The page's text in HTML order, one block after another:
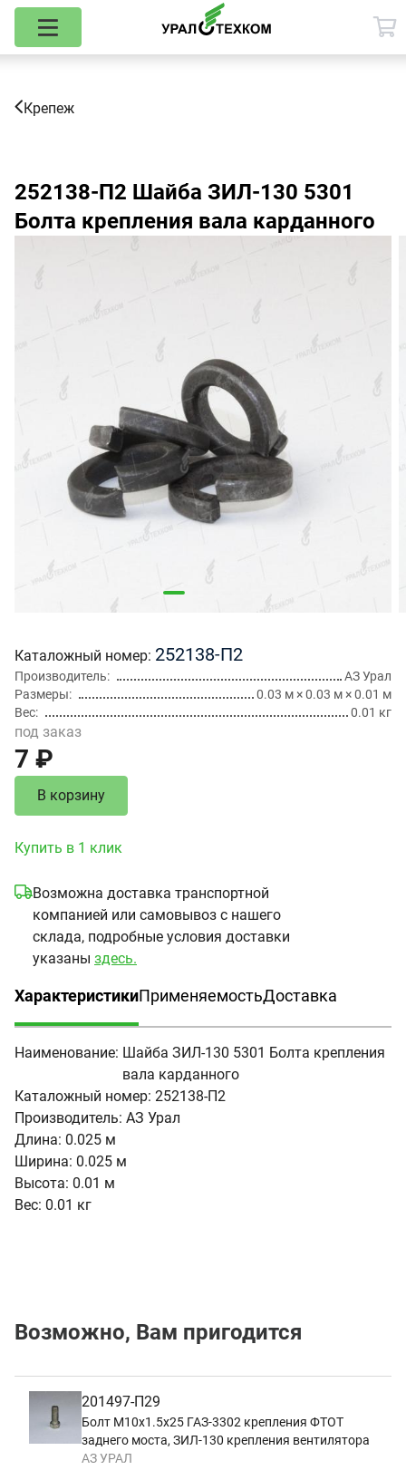
Крепеж
252138-П2 Шайба ЗИЛ-130 5301
Болта крепления вала карданного
Каталожный номер 252138-П2
Производитель
АЗ Урал
Размеры
0.03 м × 0.03 м × 0.01 м
Вес
0.01 кг
под заказ
7 ₽
В корзину
Купить в 1 клик
Возможна доставка транспортной
компанией или самовывоз с нашего
склада, подробные условия доставки
указаны здесь.
Характеристики
(активная вкладка)
ПрименяемостьДоставка
Наименование: Шайба ЗИЛ-130 5301 Болта крепления
вала карданного
Каталожный номер: 252138-П2
Производитель: АЗ Урал
Длина: 0.025 м
Ширина: 0.025 м
Высота: 0.01 м
Вес: 0.01 кг
Возможно, Вам пригодится
201497-П29
Болт М10х1.5х25 ГАЗ-3302 крепления ФТОТ
заднего моста, ЗИЛ-130 крепления вентилятора
АЗ УРАЛ